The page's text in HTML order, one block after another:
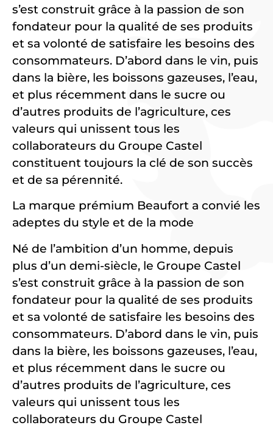
s’est construit grâce à la passion de son
fondateur pour la qualité de ses produits
et sa volonté de satisfaire les besoins des
consommateurs. D’abord dans le vin, puis
dans la bière, les boissons gazeuses, l’eau,
et plus récemment dans le sucre ou
d’autres produits de l’agriculture, ces
valeurs qui unissent tous les
collaborateurs du Groupe Castel
constituent toujours la clé de son succès
et de sa pérennité.
La marque prémium Beaufort a convié les
adeptes du style et de la mode
Né de l’ambition d’un homme, depuis
plus d’un demi-siècle, le Groupe Castel
s’est construit grâce à la passion de son
fondateur pour la qualité de ses produits
et sa volonté de satisfaire les besoins des
consommateurs. D’abord dans le vin, puis
dans la bière, les boissons gazeuses, l’eau,
et plus récemment dans le sucre ou
d’autres produits de l’agriculture, ces
valeurs qui unissent tous les
collaborateurs du Groupe Castel